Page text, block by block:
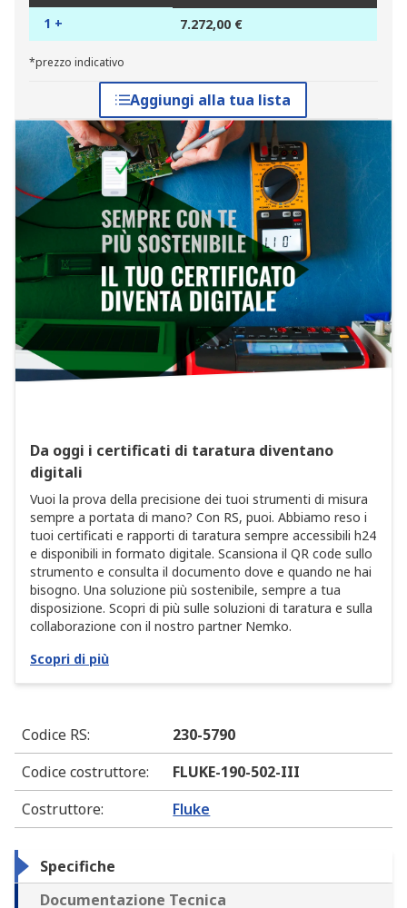
1 + 7.272,00 €
*prezzo indicativo
Aggiungi alla tua lista
Da oggi i certificati di taratura diventano
digitali
Vuoi la prova della precisione dei tuoi strumenti di misura
sempre a portata di mano? Con RS, puoi. Abbiamo reso i
tuoi certificati e rapporti di taratura sempre accessibili h24
e disponibili in formato digitale. Scansiona il QR code sullo
strumento e consulta il documento dove e quando ne hai
bisogno. Una soluzione più sostenibile, sempre a tua
disposizione. Scopri di più sulle soluzioni di taratura e sulla
collaborazione con il nostro partner Nemko.
Scopri di più
Codice RS:
230-5790
Codice costruttore:
FLUKE-190-502-III
Costruttore: Fluke
Specifiche
Documentazione Tecnica